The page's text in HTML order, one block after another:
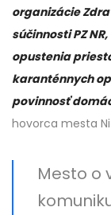
organizácie
súčinnosti PZ
opustenia
karanténnych
povinnosť
hovorca mesta
Mesto o